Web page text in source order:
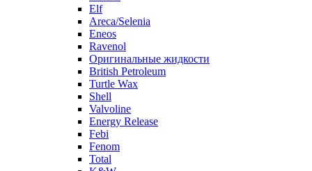
Elf
Areca/Selenia
Eneos
Ravenol
Оригинальные жидкости
British Petroleum
Turtle Wax
Shell
Valvoline
Energy Release
Febi
Fenom
Total